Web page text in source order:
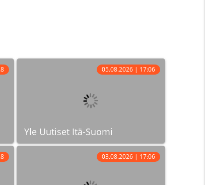
Yle Uutiset Itä-Suomi
05.08.2026 | 17:06
03.08.2026 | 17:06